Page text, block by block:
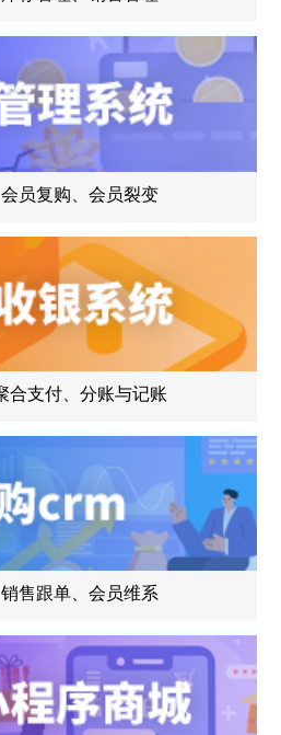
员复购、会员裂变
合支付、分账与记账
售跟单、会员维系